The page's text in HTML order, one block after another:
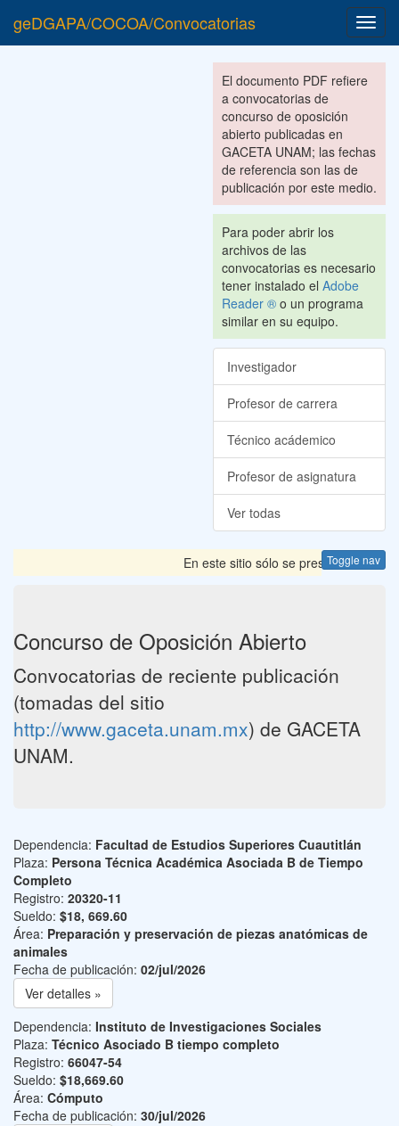
geDGAPA/COCOA/Convocatorias
El documento PDF refiere
a convocatorias de
concurso de oposición
abierto publicadas en
GACETA UNAM; las fechas
de referencia son las de
publicación por este medio.
Para poder abrir los
archivos de las
convocatorias es necesario
tener instalado el Adobe
Reader ® o un programa
similar en su equipo.
Investigador
Profesor de carrera
Técnico acádemico
Profesor de asignatura
Ver todas
Toggle nav
En este sitio sólo se presentan las
Concurso de Oposición Abierto
Convocatorias de reciente publicación
(tomadas del sitio
http://www.gaceta.unam.mx) de GACETA
UNAM.
Dependencia: Facultad de Estudios Superiores Cuautitlán
Plaza: Persona Técnica Académica Asociada B de Tiempo
Completo
Registro: 20320-11
Sueldo: $18, 669.60
Área: Preparación y preservación de piezas anatómicas de
animales
Fecha de publicación: 02/jul/2026
Ver detalles »
Dependencia: Instituto de Investigaciones Sociales
Plaza: Técnico Asociado B tiempo completo
Registro: 66047-54
Sueldo: $18,669.60
Área: Cómputo
Fecha de publicación: 30/jul/2026